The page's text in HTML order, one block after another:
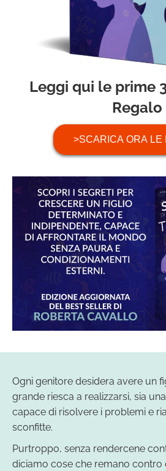
Leggi qui le prime
Regalo
>SCARICA ORA LE
Ogni genitore desidera avere un
grande riesca a realizzarsi, sia
capace di risolvere i problemi e
sconfitte.
Purtroppo, senza rendercene
diciamo cose che remano contro